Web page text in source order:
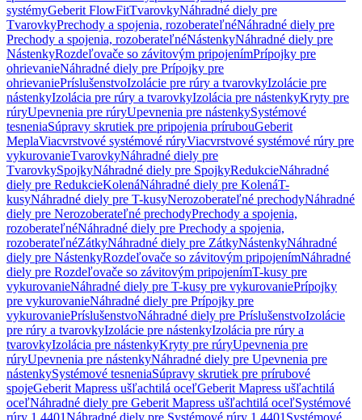
systémyGeberit FlowFitTvarovkyNáhradné diely pre
TvarovkyPrechody a spojenia, rozoberateľnéNáhradné diely pre
Prechody a spojenia, rozoberateľnéNástenkyNáhradné diely pre
NástenkyRozdeľovače so závitovým pripojenímPrípojky pre
ohrievanieNáhradné diely pre Prípojky pre
ohrievaniePríslušenstvoIzolácie pre rúry a tvarovkyIzolácie pre
nástenkyIzolácia pre rúry a tvarovkyIzolácia pre nástenkyKryty pre
rúryUpevnenia pre rúryUpevnenia pre nástenkySystémové
tesneniaSúpravy skrutiek pre pripojenia prírubouGeberit
MeplaViacvrstvové systémové rúryViacvrstvové systémové rúry pre
vykurovanieTvarovkyNáhradné diely pre
TvarovkySpojkyNáhradné diely pre SpojkyRedukcieNáhradné
diely pre RedukcieKolenáNáhradné diely pre KolenáT-
kusyNáhradné diely pre T-kusyNerozoberateľné prechodyNáhradné
diely pre Nerozoberateľné prechodyPrechody a spojenia,
rozoberateľnéNáhradné diely pre Prechody a spojenia,
rozoberateľnéZátkyNáhradné diely pre ZátkyNástenkyNáhradné
diely pre NástenkyRozdeľovače so závitovým pripojenímNáhradné
diely pre Rozdeľovače so závitovým pripojenímT-kusy pre
vykurovanieNáhradné diely pre T-kusy pre vykurovaniePrípojky
pre vykurovanieNáhradné diely pre Prípojky pre
vykurovaniePríslušenstvoNáhradné diely pre PríslušenstvoIzolácie
pre rúry a tvarovkyIzolácie pre nástenkyIzolácia pre rúry a
tvarovkyIzolácia pre nástenkyKryty pre rúryUpevnenia pre
rúryUpevnenia pre nástenkyNáhradné diely pre Upevnenia pre
nástenkySystémové tesneniaSúpravy skrutiek pre prírubové
spojeGeberit Mapress ušľachtilá oceľGeberit Mapress ušľachtilá
oceľNáhradné diely pre Geberit Mapress ušľachtilá oceľSystémové
rúry 1.4401Náhradné diely pre Systémové rúry 1.4401 Systémové